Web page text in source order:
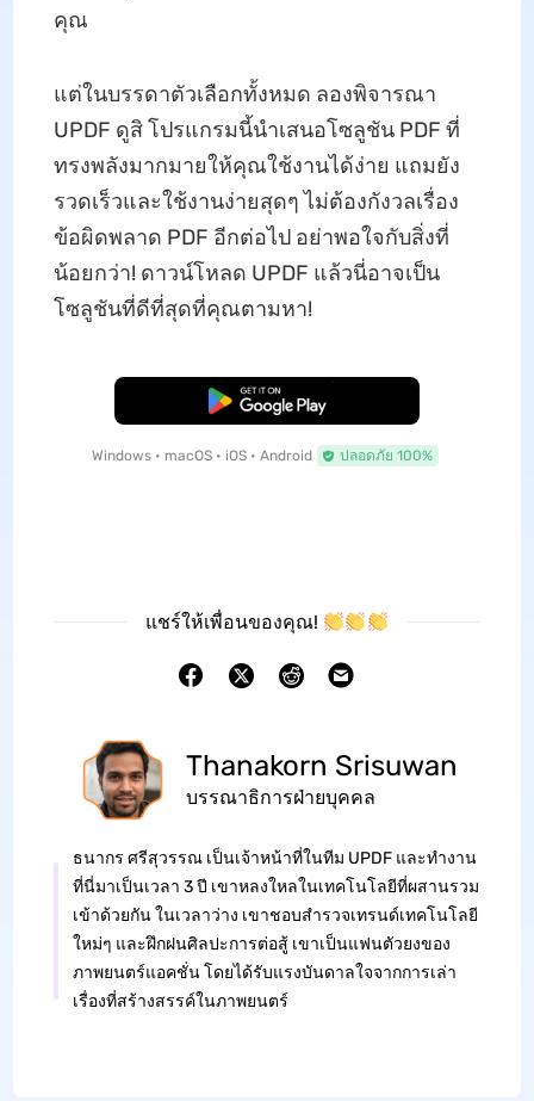
คุณ
แต่ในบรรดาตัวเลือกทั้งหมด ลองพิจารณา
UPDF ดูสิ โปรแกรมนี้นำเสนอโซลูชัน PDF ที่
ทรงพลังมากมายให้คุณใช้งานได้ง่าย แถมยัง
รวดเร็วและใช้งานง่ายสุดๆ ไม่ต้องกังวลเรื่อง
ข้อผิดพลาด PDF อีกต่อไป อย่าพอใจกับสิ่งที่
น้อยกว่า! ดาวน์โหลด UPDF แล้วนี่อาจเป็น
โซลูชันที่ดีที่สุดที่คุณตามหา!
ดาวน์โหลดฟรี
Windows • macOS • iOS • Android ปลอดภัย 100%
แชร์ให้เพื่อนของคุณ!
Thanakorn Srisuwan
บรรณาธิการฝ่ายบุคคล
ธนากร ศรีสุวรรณ เป็นเจ้าหน้าที่ในทีม UPDF และทำงาน
ที่นี่มาเป็นเวลา 3 ปี เขาหลงใหลในเทคโนโลยีที่ผสานรวม
เข้าด้วยกัน ในเวลาว่าง เขาชอบสำรวจเทรนด์เทคโนโลยี
ใหม่ๆ และฝึกฝนศิลปะการต่อสู้ เขาเป็นแฟนตัวยงของ
ภาพยนตร์แอคชั่น โดยได้รับแรงบันดาลใจจากการเล่า
เรื่องที่สร้างสรรค์ในภาพยนตร์